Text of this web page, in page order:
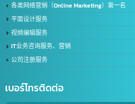
服务泰中两国的进出口运输
进出口服务
Line公众号创建服务
在线聊天机器人创建服务（LINE Chat Bot）
体育网站服务
网站开发